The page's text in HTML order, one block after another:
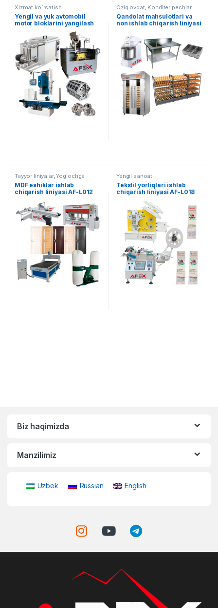
Xizmat ko`rsatish
Yengil va yuk avtomobil
motor bloklarini yangilash
Oziq ovqat, Konditer pechlar
Qandolat mahsulotlari va
non ishlab chiqarish liniyasi
Tayyor liniyalar,Yog'ochga
ishlov berish
MDF eshiklar ishlab
chiqarish liniyasi AF-L012
Yengil sanoat
Tekstil yorliqlari ishlab
chiqarish liniyasi AF-L018
Biz haqimizda
Manzilimiz
Uzbek Russian English